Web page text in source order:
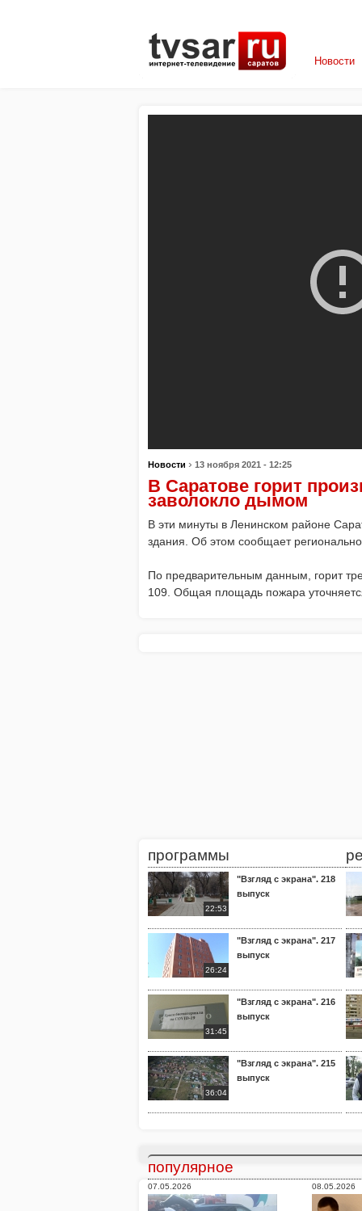
Новости
Новости › 13 ноября 2021 - 12:25
В Саратове горит
заволокло дымом
В эти минуты в Ленинском районе
здания. Об этом сообщает
По предварительным данным, горит
109. Общая площадь пожара
программы
22:53
"Взгляд с экрана". 218
выпуск
26:24
"Взгляд с экрана". 217
выпуск
31:45
"Взгляд с экрана". 216
выпуск
36:04
"Взгляд с экрана". 215
выпуск
популярное
07.05.2026 08.05.2026